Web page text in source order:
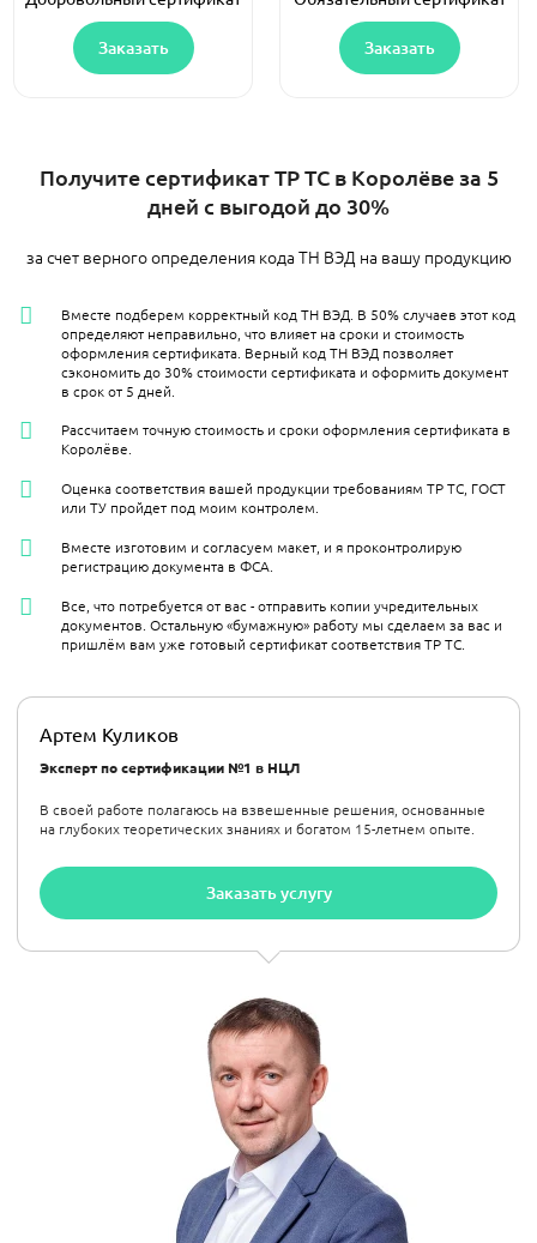
Заказать Заказать
Получите сертификат ТР ТС в Королёве за 5
дней с выгодой до 30%
за счет верного определения кода ТН ВЭД на вашу продукцию
Артем Куликов
Эксперт по сертификации №1 в НЦЛ
В своей работе полагаюсь на взвешенные решения, основанные
на глубоких теоретических знаниях и богатом 15-летнем опыте.
Заказать услугу
Вместе подберем корректный код ТН ВЭД. В 50% случаев этот код
определяют неправильно, что влияет на сроки и стоимость
оформления сертификата. Верный код ТН ВЭД позволяет
сэкономить до 30% стоимости сертификата и оформить документ
в срок от 5 дней.
Рассчитаем точную стоимость и сроки оформления сертификата в
Королёве.
Оценка соответствия вашей продукции требованиям ТР ТС, ГОСТ
или ТУ пройдет под моим контролем.
Вместе изготовим и согласуем макет, и я проконтролирую
регистрацию документа в ФСА.
Все, что потребуется от вас - отправить копии учредительных
документов. Остальную «бумажную» работу мы сделаем за вас и
пришлём вам уже готовый сертификат соответствия ТР ТС.